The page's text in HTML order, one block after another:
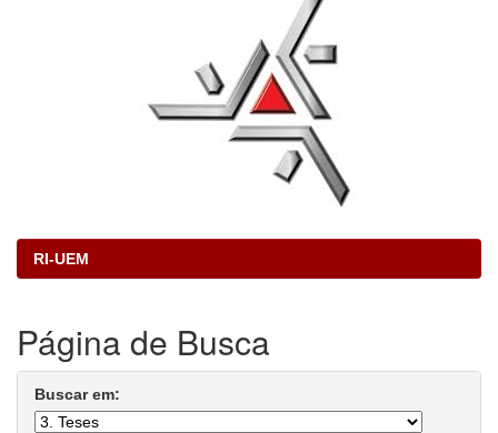
RI-UEM
Página de Busca
Buscar em: